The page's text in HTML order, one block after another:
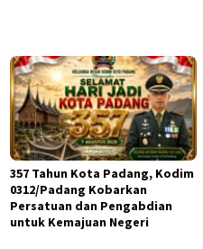
357 Tahun Kota Padang, Kodim
0312/Padang Kobarkan
Persatuan dan Pengabdian
untuk Kemajuan Negeri